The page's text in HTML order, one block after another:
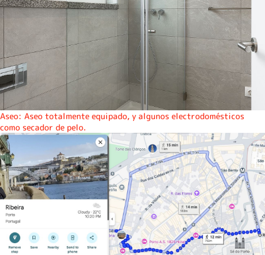
Aseo: Aseo totalmente equipado, y algunos electrodomésticos
como secador de pelo.